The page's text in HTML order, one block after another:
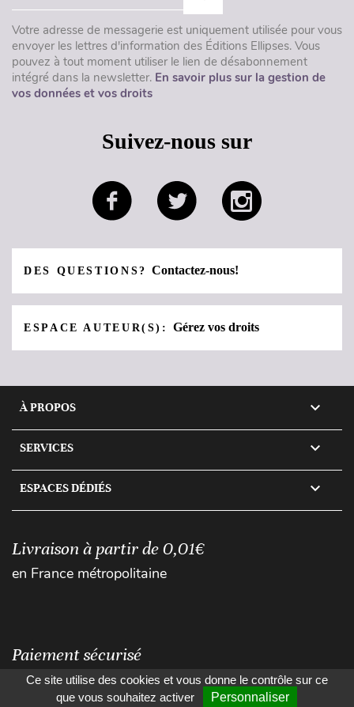
Votre adresse de messagerie est uniquement utilisée pour vous
envoyer les lettres d'information des Éditions Ellipses. Vous
pouvez à tout moment utiliser le lien de désabonnement
intégré dans la newsletter. En savoir plus sur la gestion de
vos données et vos droits
Suivez-nous sur
DES QUESTIONS?Contactez-nous!
ESPACE AUTEUR(S):Gérez vos droits
À PROPOS 
SERVICES 
ESPACES DÉDIÉS 
Livraison à partir de 0,01€
en France métropolitaine
Paiement sécurisé
Ce site utilise des cookies et vous donne le contrôle sur ce
que vous souhaitez activer
Personnaliser